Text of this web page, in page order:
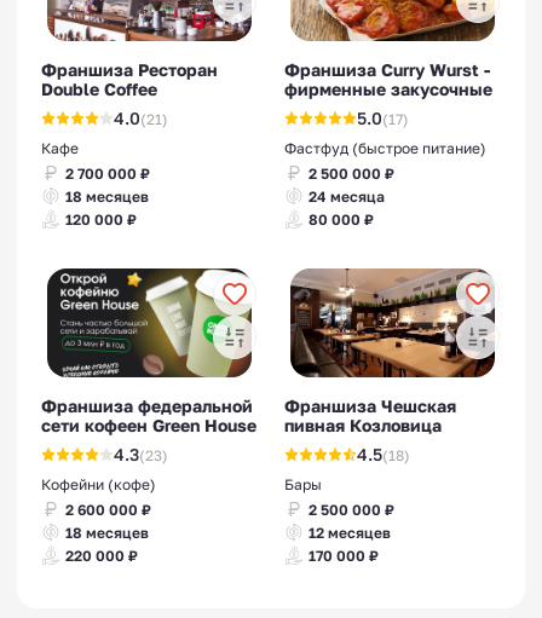
Франшиза Ресторан
Double Coffee
4.0(21)
Кафе
2 700 000 ₽
18 месяцев
120 000 ₽
Франшиза Curry Wurst -
фирменные закусочные
5.0(17)
Фастфуд (быстрое питание)
2 500 000 ₽
24 месяца
80 000 ₽
Франшиза федеральной
сети кофеен Green House
4.3(23)
Кофейни (кофе)
2 600 000 ₽
18 месяцев
220 000 ₽
Франшиза Чешская
пивная Козловица
4.5(18)
Бары
2 500 000 ₽
12 месяцев
170 000 ₽